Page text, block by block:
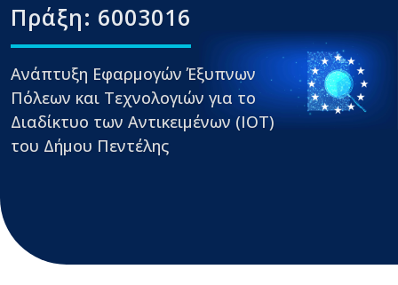
Πράξη: 6003016
Ανάπτυξη Εφαρμογών Έξυπνων
Πόλεων και Τεχνολογιών για το
Διαδίκτυο των Αντικειμένων (ΙΟΤ)
του Δήμου Πεντέλης